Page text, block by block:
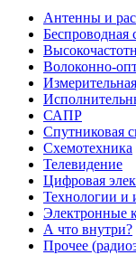
Антенны и
Беспроводная
Волоконно-
САПР
Спутниковая
Схемотехника
Телевидение
Цифровая
Технологии и
Электронные
А что внутри?
Прочее